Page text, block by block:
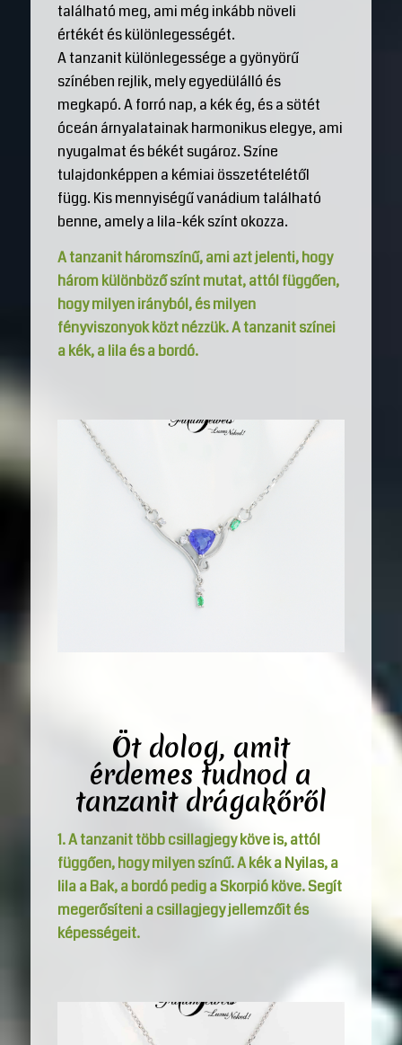
található meg, ami még inkább növeli
értékét és különlegességét.
A tanzanit különlegessége a gyönyörű
színében rejlik, mely egyedülálló és
megkapó. A forró nap, a kék ég, és a sötét
óceán árnyalatainak harmonikus elegye, ami
nyugalmat és békét sugároz. Színe
tulajdonképpen a kémiai összetételétől
függ. Kis mennyiségű vanádium található
benne, amely a lila-kék színt okozza.
A tanzanit háromszínű, ami azt jelenti, hogy
három különböző színt mutat, attól függően,
hogy milyen irányból, és milyen
fényviszonyok közt nézzük. A tanzanit színei
a kék, a lila és a bordó.
Öt dolog, amit
érdemes tudnod a
tanzanit drágakőről
1. A tanzanit több csillagjegy köve is, attól
függően, hogy milyen színű. A kék a Nyilas, a
lila a Bak, a bordó pedig a Skorpió köve. Segít
megerősíteni a csillagjegy jellemzőit és
képességeit.